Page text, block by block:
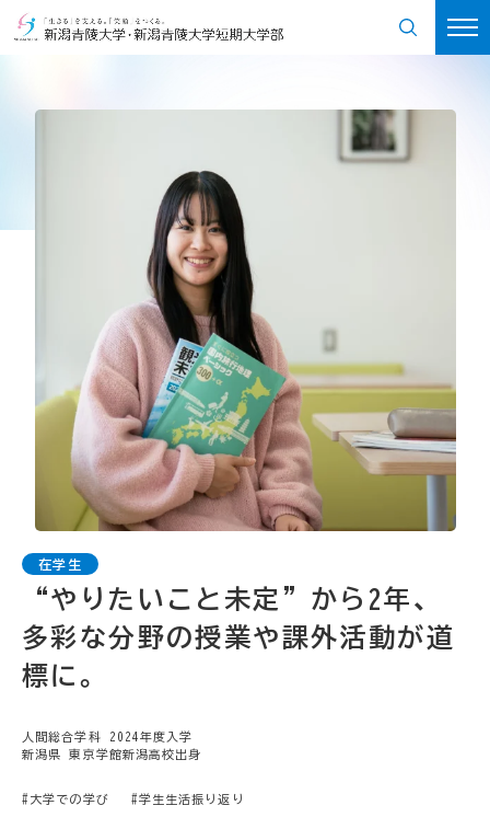
“やりたいこと未定”から2年、
多彩な分野の授業や課外活動が道
標に。
人間総合学科 2024年度入学
新潟県 東京学館新潟高校出身
#大学での学び #学生生活振り返り